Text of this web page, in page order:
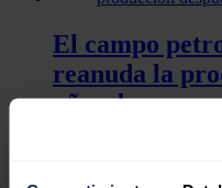
El campo
reanuda la
años de